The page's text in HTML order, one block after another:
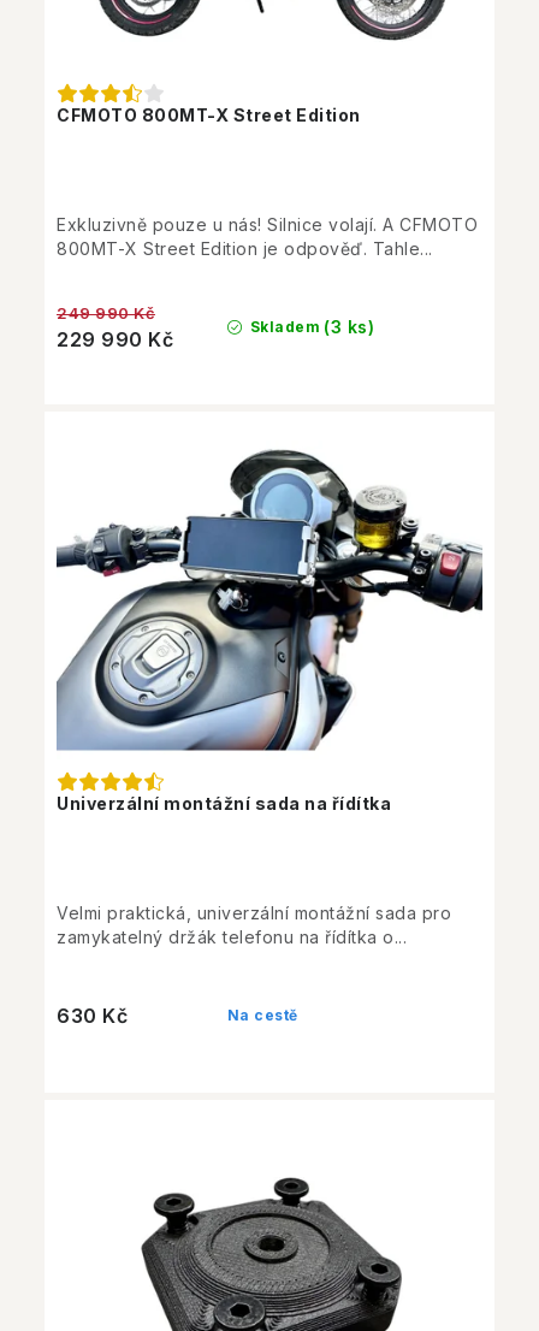
CFMOTO 800MT-X Street Edition
Skladem (3 ks)
229 990 Kč
249 990 Kč
Exkluzivně pouze u nás! Silnice volají. A CFMOTO
800MT-X Street Edition je odpověď. Tahle...
Univerzální montážní sada na řídítka
Na cestě
630 Kč
Velmi praktická, univerzální montážní sada pro
zamykatelný držák telefonu na řídítka o...